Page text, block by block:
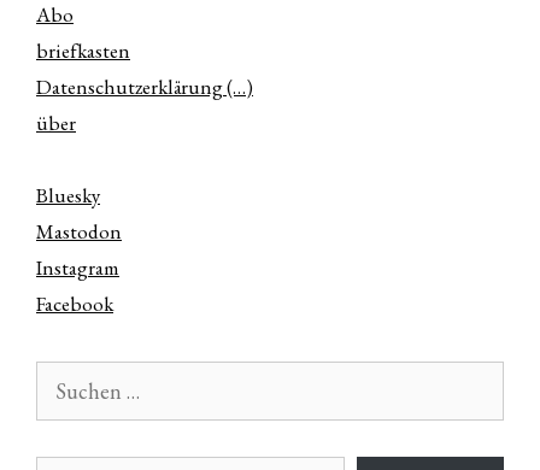
Abo
briefkasten
Datenschutzerklärung (…)
über
Bluesky
Mastodon
Instagram
Facebook
nach:
E-Mail-Adresse